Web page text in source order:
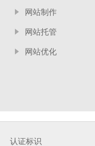
网站制作
网站托管
网站优化
认证标识